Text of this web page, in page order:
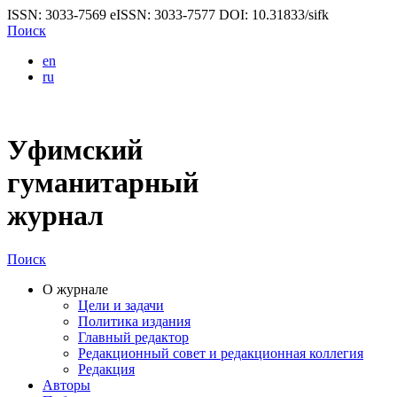
ISSN: 3033-7569 eISSN: 3033-7577 DOI: 10.31833/sifk
Поиск
en
ru
Уфимский
гуманитарный
журнал
Поиск
О журнале
Цели и задачи
Политика издания
Главный редактор
Редакционный совет и редакционная коллегия
Редакция
Авторы